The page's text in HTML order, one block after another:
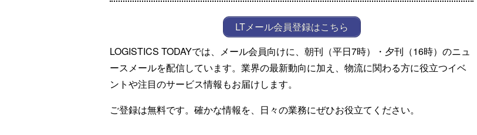
LTメール会員登録はこちら
LOGISTICS TODAYでは、メール会員向けに、朝刊（平日7時）・夕刊（16時）のニュ
ースメールを配信しています。業界の最新動向に加え、物流に関わる方に役立つイベ
ントや注目のサービス情報もお届けします。
ご登録は無料です。確かな情報を、日々の業務にぜひお役立てください。